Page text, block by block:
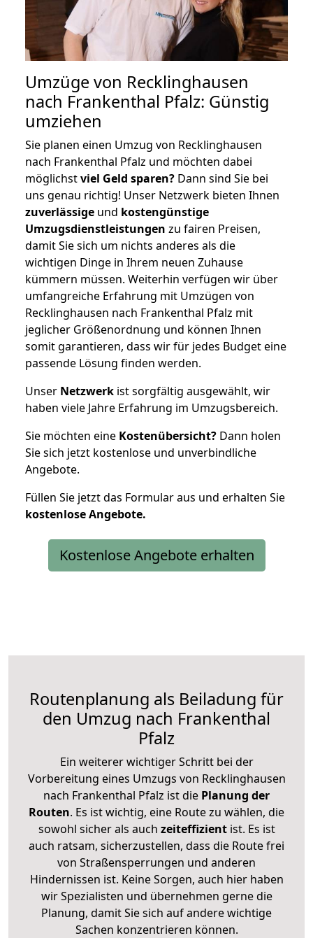
Umzüge von Recklinghausen
nach Frankenthal Pfalz: Günstig
umziehen
Sie planen einen Umzug von Recklinghausen
nach Frankenthal Pfalz und möchten dabei
möglichstviel Geld sparen? Dann sind Sie bei
uns genau richtig! Unser Netzwerk bieten Ihnen
zuverlässige und kostengünstige
Umzugsdienstleistungen zu fairen Preisen,
damit Sie sich um nichts anderes als die
wichtigen Dinge in Ihrem neuen Zuhause
kümmern müssen. Weiterhin verfügen wir über
umfangreiche Erfahrung mit Umzügen von
Recklinghausen nach Frankenthal Pfalz mit
jeglicher Größenordnung und können Ihnen
somit garantieren, dass wir für jedes Budget eine
passende Lösung finden werden.
Unser Netzwerk ist sorgfältig ausgewählt, wir
haben viele Jahre Erfahrung im Umzugsbereich.
Sie möchten eine Kostenübersicht? Dann holen
Sie sich jetzt kostenlose und unverbindliche
Angebote.
Füllen Sie jetzt das Formular aus und erhalten Sie
kostenloseAngebote.
Kostenlose Angebote erhalten
Routenplanung als Beiladung für
den Umzug nach Frankenthal
Pfalz
Ein weiterer wichtiger Schritt bei der
Vorbereitung eines Umzugs von Recklinghausen
nach Frankenthal Pfalz ist die Planung der
Routen. Es ist wichtig, eine Route zu wählen, die
sowohl sicher als auch zeiteffizientist. Es ist
auch ratsam, sicherzustellen, dass die Route frei
von Straßensperrungen und anderen
Hindernissen ist. Keine Sorgen, auch hier haben
wir Spezialisten und übernehmen gerne die
Planung, damit Sie sich auf andere wichtige
Sachen konzentrieren können.